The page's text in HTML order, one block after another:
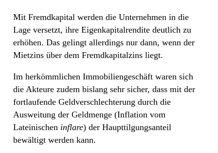
Mit Fremdkapital werden die Unternehmen in die
Lage versetzt, ihre Eigenkapitalrendite deutlich zu
erhöhen. Das gelingt allerdings nur dann, wenn der
Mietzins über dem Fremdkapitalzins liegt.
Im herkömmlichen Immobiliengeschäft waren sich
die Akteure zudem bislang sehr sicher, dass mit der
fortlaufende Geldverschlechterung durch die
Ausweitung der Geldmenge (Inflation vom
Lateinischen inflare) der Haupttilgungsanteil
bewältigt werden kann.